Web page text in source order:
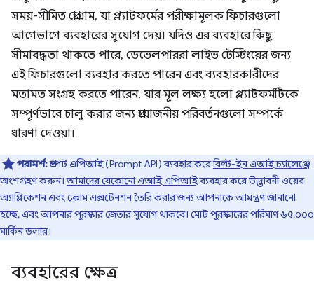
সময়-সীমিত প্রোগ্রাম, যা প্ল্যাটফর্মের পরীক্ষামূলক ফিচারগুলো
আগেভাগে ব্যবহারের সুযোগ দেয়। যদিও এর ব্যবহারে কিছু
সীমাবদ্ধতা থাকতে পারে, ডেভেলপাররা লাইভ টেস্টিংয়ের জন্য
এই ফিচারগুলো ব্যবহার করতে পারেন এবং ব্যবহারকারীদের
মতামত সংগ্রহ করতে পারেন, যার মূল লক্ষ্য হলো প্ল্যাটফর্মটিকে
সম্পূর্ণভাবে চালু করার জন্য প্রয়োজনীয় পরিবর্তনগুলো সম্পর্কে
ধারণা দেওয়া।
পরামর্শ:প্রম্পট এপিআই (Prompt API) ব্যবহার করেবিল্ট-ইন এআই চ্যালেঞ্জে
অংশগ্রহণ করুন।আমাদের যেকোনো এআই এপিআইব্যবহার করে উদ্ভাবনী ওয়েব
অ্যাপ্লিকেশন এবং ক্রোম এক্সটেনশন তৈরি করার জন্য আপনাকে আমন্ত্রণ জানানো
হচ্ছে, এবং আপনার পুরস্কার জেতার সুযোগ থাকবে। মোট পুরস্কারের পরিমাণ ৬৫,০০০
মার্কিন ডলার।
ব্যবহারের ক্ষেত্র